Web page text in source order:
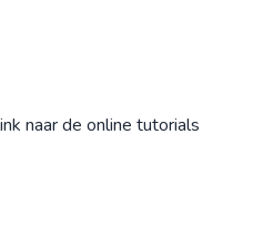
naar de online tutorials